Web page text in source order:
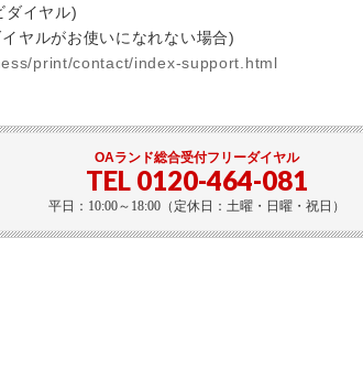
イヤル)
ヤルがお使いになれない場合)
print/contact/index-support.html
OAランド総合受付フリーダイヤル
TEL 0120-464-081
平日：10:00～18:00（定休日：土曜・日曜・祝日）